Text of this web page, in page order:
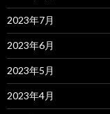
2023年7月
2023年6月
2023年5月
2023年4月